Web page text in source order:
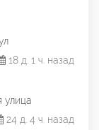
18 д. 1 ч. назад
улица
24 д. 4 ч. назад